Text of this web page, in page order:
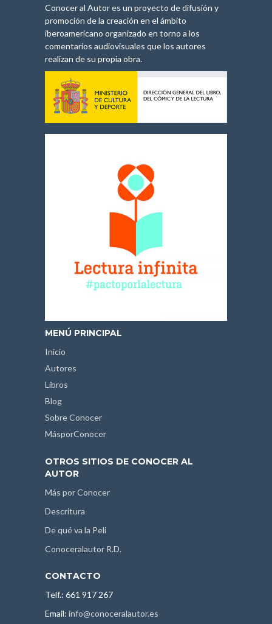
Conocer al Autor es un proyecto de difusión y
promoción de la creación en el ámbito
iberoamericano organizado en torno a los
comentarios audiovisuales que los autores
realizan de su propia obra.
MENÚ PRINCIPAL
Inicio
Autores
Libros
Blog
Sobre Conocer
MásporConocer
OTROS SITIOS DE CONOCER AL
AUTOR
Más por Conocer
Descritura
De qué va la Peli
Conoceralautor R.D.
CONTACTO
Telf.: 661 917 267
Email: info@conoceralautor.es